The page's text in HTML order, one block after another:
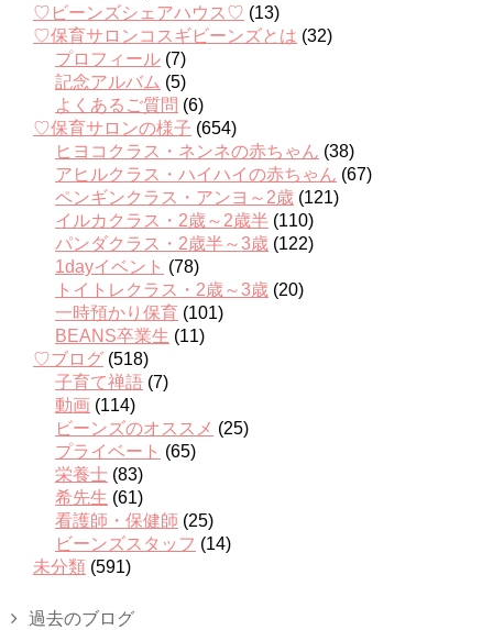
♡ビーンズシェアハウス♡ (13)
♡保育サロンコスギビーンズとは (32)
プロフィール (7)
記念アルバム (5)
よくあるご質問 (6)
♡保育サロンの様子 (654)
ヒヨコクラス・ネンネの赤ちゃん (38)
アヒルクラス・ハイハイの赤ちゃん (67)
ペンギンクラス・アンヨ～2歳 (121)
イルカクラス・2歳～2歳半 (110)
パンダクラス・2歳半～3歳 (122)
1dayイベント (78)
トイトレクラス・2歳～3歳 (20)
一時預かり保育 (101)
BEANS卒業生 (11)
♡ブログ (518)
子育て禅語 (7)
動画 (114)
ビーンズのオススメ (25)
プライベート (65)
栄養士 (83)
希先生 (61)
看護師・保健師 (25)
ビーンズスタッフ (14)
未分類 (591)
過去のブログ